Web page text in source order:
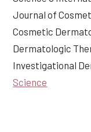
Journal of
Cosmetic
Dermatologic
Investigational
Science